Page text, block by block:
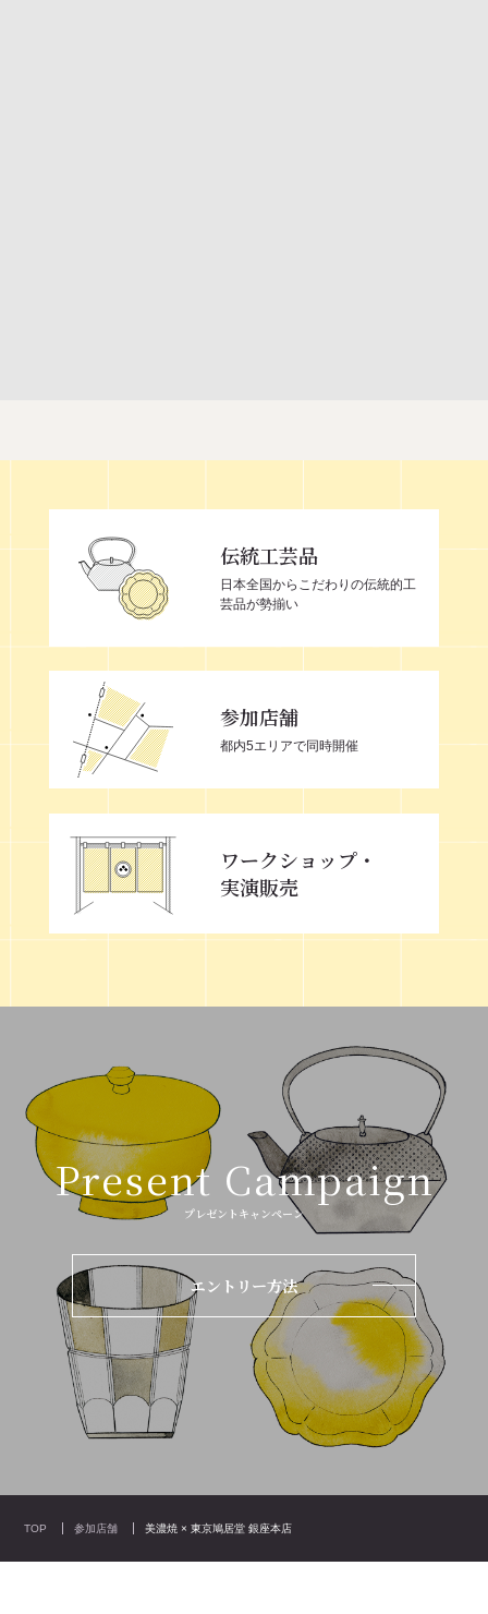
伝統工芸品
日本全国からこだわりの伝統的工
芸品が勢揃い
参加店舗
都内5エリアで同時開催
ワークショップ・
実演販売
Present Campaign
プレゼントキャンペーン
エントリー方法
TOP 参加店舗 美濃焼 × 東京鳩居堂 銀座本店